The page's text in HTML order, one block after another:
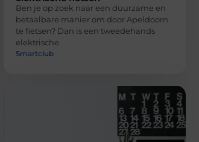
Ben je op zoek naar een duurzame en
betaalbare manier om door Apeldoorn
te fietsen? Dan is een tweedehands
elektrische
Smartclub